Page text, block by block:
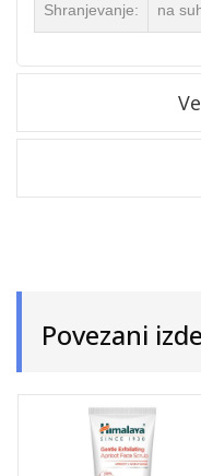
Shranjevanje: na
Povezani